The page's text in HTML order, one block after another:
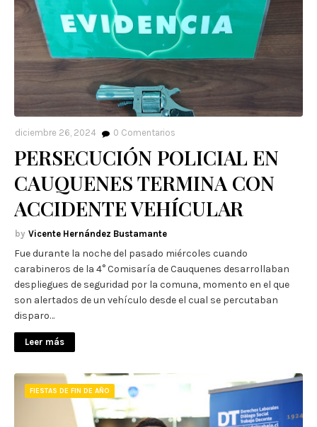
diciembre 26, 2024 0 Comentarios
PERSECUCIÓN POLICIAL EN
CAUQUENES TERMINA CON
ACCIDENTE VEHÍCULAR
Vicente Hernández Bustamante
Fue durante la noche del pasado miércoles cuando
carabineros de la 4° Comisaría de Cauquenes desarrollaban
despliegues de seguridad por la comuna, momento en el que
son alertados de un vehículo desde el cual se percutaban
disparo…
Leer más
FIESTAS DE FIN DE AÑO